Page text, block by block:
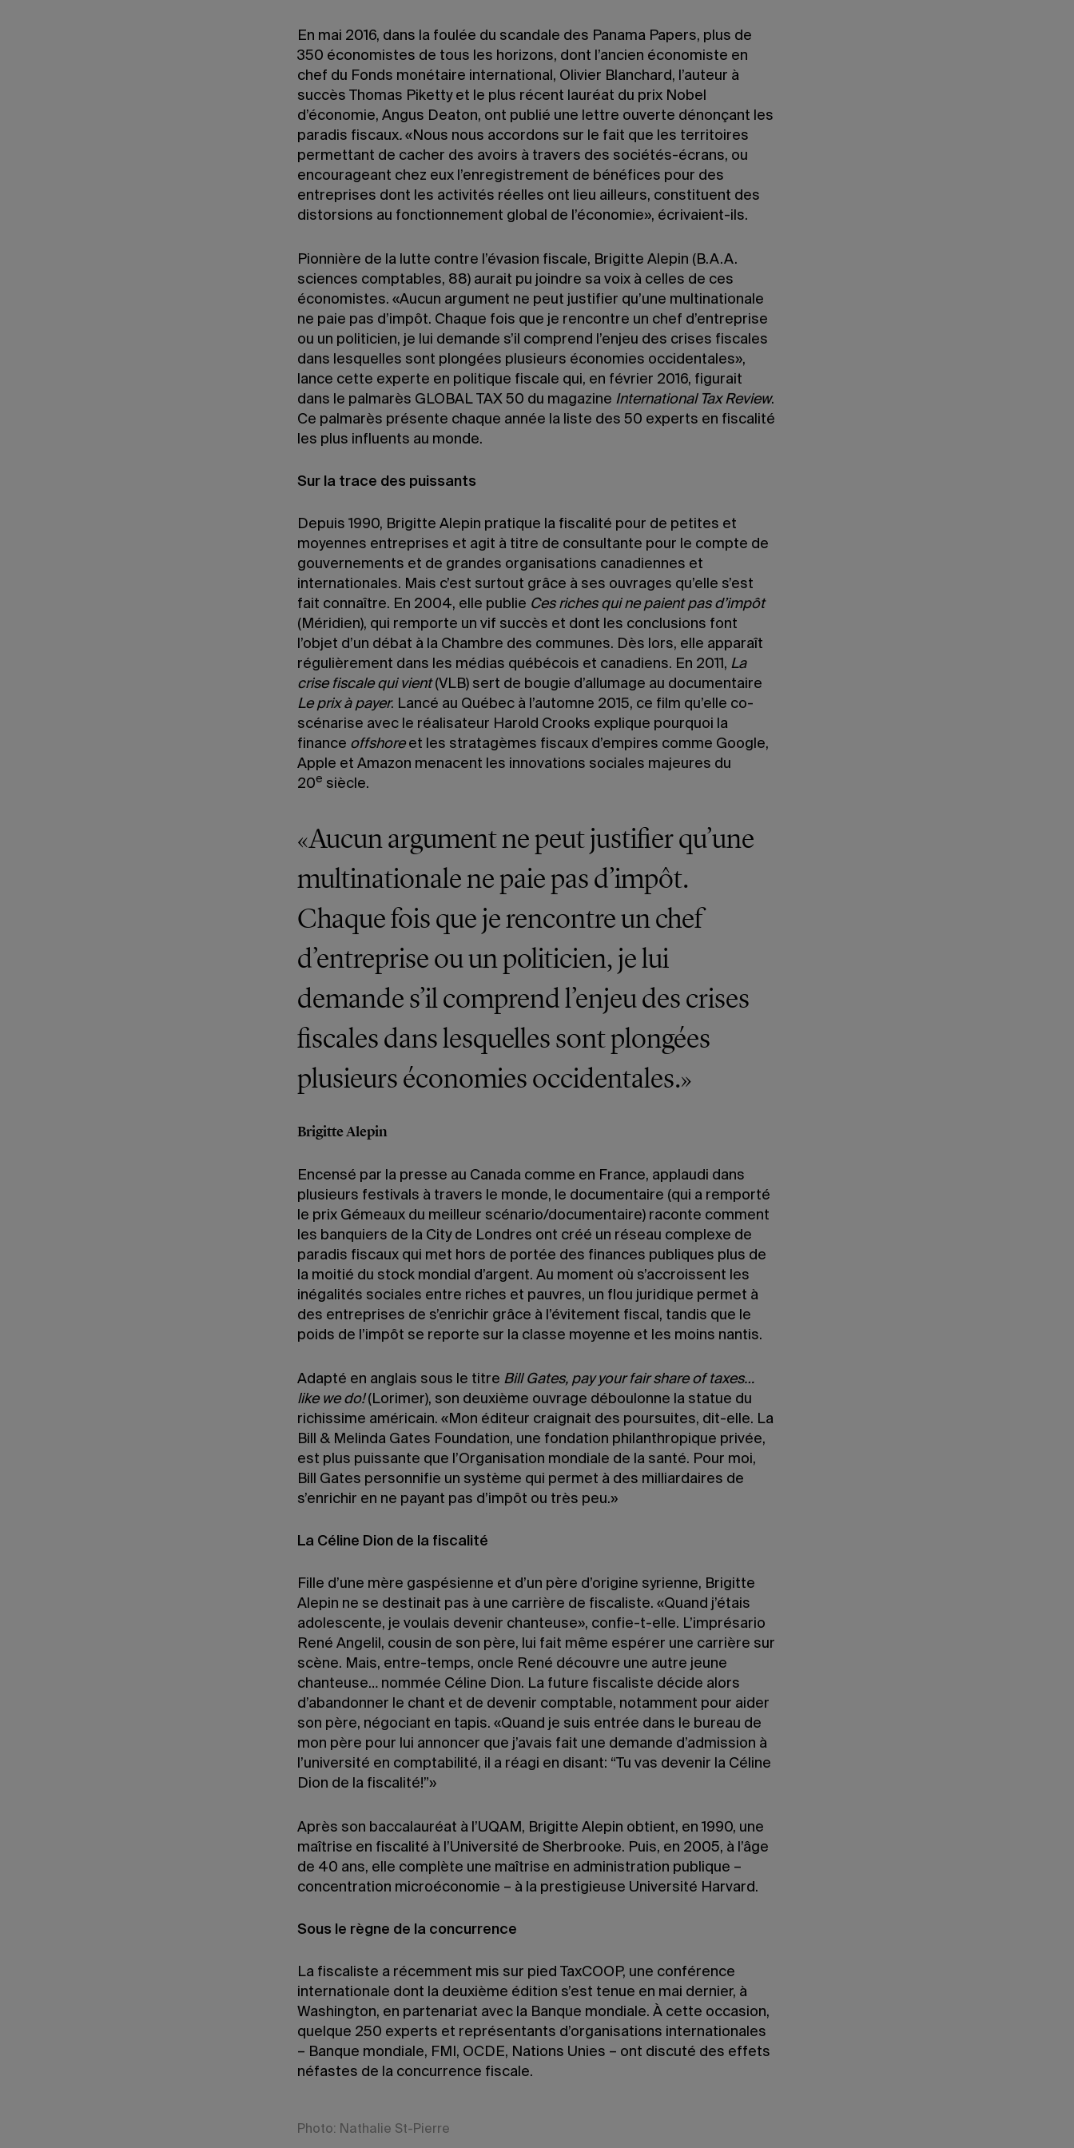
En mai 2016, dans la foulée du scandale des Panama Papers, plus de
350 économistes de tous les horizons, dont l’ancien économiste en
chef du Fonds monétaire international, Olivier Blanchard, l’auteur à
succès Thomas Piketty et le plus récent lauréat du prix Nobel
d’économie, Angus Deaton, ont publié une lettre ouverte dénonçant les
paradis fiscaux. «Nous nous accordons sur le fait que les territoires
permettant de cacher des avoirs à travers des sociétés-écrans, ou
encourageant chez eux l’enregistrement de bénéfices pour des
entreprises dont les activités réelles ont lieu ailleurs, constituent des
distorsions au fonctionnement global de l’économie», écrivaient-ils.
Pionnière de la lutte contre l’évasion fiscale, Brigitte Alepin (B.A.A.
sciences comptables, 88) aurait pu joindre sa voix à celles de ces
économistes. «Aucun argument ne peut justifier qu’une multinationale
ne paie pas d’impôt. Chaque fois que je rencontre un chef d’entreprise
ou un politicien, je lui demande s’il comprend l’enjeu des crises fiscales
dans lesquelles sont plongées plusieurs économies occidentales»,
lance cette experte en politique fiscale qui, en février 2016, figurait
dans le palmarès GLOBAL TAX 50 du magazine International Tax Review.
Ce palmarès présente chaque année la liste des 50 experts en fiscalité
les plus influents au monde.
Sur la trace des puissants
Depuis 1990, Brigitte Alepin pratique la fiscalité pour de petites et
moyennes entreprises et agit à titre de consultante pour le compte de
gouvernements et de grandes organisations canadiennes et
internationales. Mais c’est surtout grâce à ses ouvrages qu’elle s’est
fait connaître. En 2004, elle publie Ces riches qui ne paient pas d’impôt
(Méridien), qui remporte un vif succès et dont les conclusions font
l’objet d’un débat à la Chambre des communes. Dès lors, elle apparaît
régulièrement dans les médias québécois et canadiens. En 2011, La
crise fiscale qui vient(VLB) sert de bougie d’allumage au documentaire
Le prix à payer. Lancé au Québec à l’automne 2015, ce film qu’elle co-
scénarise avec le réalisateur Harold Crooks explique pourquoi la
finance offshoreet les stratagèmes fiscaux d’empires comme Google,
Apple et Amazon menacent les innovations sociales majeures du
20e siècle.
«Aucun argument ne peut justifier qu’une
multinationale ne paie pas d’impôt.
Chaque fois que je rencontre un chef
d’entreprise ou un politicien, je lui
demande s’il comprend l’enjeu des crises
fiscales dans lesquelles sont plongées
plusieurs économies occidentales.»
Brigitte Alepin
Encensé par la presse au Canada comme en France, applaudi dans
plusieurs festivals à travers le monde, le documentaire (qui a remporté
le prix Gémeaux du meilleur scénario/documentaire) raconte comment
les banquiers de la City de Londres ont créé un réseau complexe de
paradis fiscaux qui met hors de portée des finances publiques plus de
la moitié du stock mondial d’argent. Au moment où s’accroissent les
inégalités sociales entre riches et pauvres, un flou juridique permet à
des entreprises de s’enrichir grâce à l’évitement fiscal, tandis que le
poids de l’impôt se reporte sur la classe moyenne et les moins nantis.
Adapté en anglais sous le titre Bill Gates, pay your fair share of taxes…
like we do!(Lorimer), son deuxième ouvrage déboulonne la statue du
richissime américain. «Mon éditeur craignait des poursuites, dit-elle. La
Bill & Melinda Gates Foundation, une fondation philanthropique privée,
est plus puissante que l’Organisation mondiale de la santé. Pour moi,
Bill Gates personnifie un système qui permet à des milliardaires de
s’enrichir en ne payant pas d’impôt ou très peu.»
La Céline Dion de la fiscalité
Fille d’une mère gaspésienne et d’un père d’origine syrienne, Brigitte
Alepin ne se destinait pas à une carrière de fiscaliste. «Quand j’étais
adolescente, je voulais devenir chanteuse», confie-t-elle. L’imprésario
René Angelil, cousin de son père, lui fait même espérer une carrière sur
scène. Mais, entre-temps, oncle René découvre une autre jeune
chanteuse… nommée Céline Dion. La future fiscaliste décide alors
d’abandonner le chant et de devenir comptable, notamment pour aider
son père, négociant en tapis. «Quand je suis entrée dans le bureau de
mon père pour lui annoncer que j’avais fait une demande d’admission à
l’université en comptabilité, il a réagi en disant: “Tu vas devenir la Céline
Dion de la fiscalité!”»
Après son baccalauréat à l’UQAM, Brigitte Alepin obtient, en 1990, une
maîtrise en fiscalité à l’Université de Sherbrooke. Puis, en 2005, à l’âge
de 40 ans, elle complète une maîtrise en administration publique –
concentration microéconomie – à la prestigieuse Université Harvard.
Sous le règne de la concurrence
La fiscaliste a récemment mis sur pied TaxCOOP, une conférence
internationale dont la deuxième édition s’est tenue en mai dernier, à
Washington, en partenariat avec la Banque mondiale. À cette occasion,
quelque 250 experts et représentants d’organisations internationales
– Banque mondiale, FMI, OCDE, Nations Unies – ont discuté des effets
néfastes de la concurrence fiscale.
Photo: Nathalie St-Pierre